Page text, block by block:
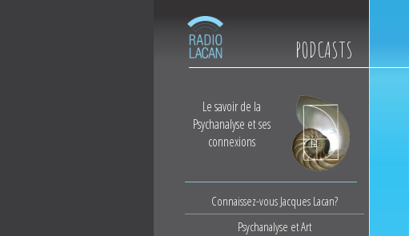
PODCASTS
Le savoir de la
Psychanalyse et ses
connexions
Connaissez-vous Jacques Lacan?
Psychanalyse et Art